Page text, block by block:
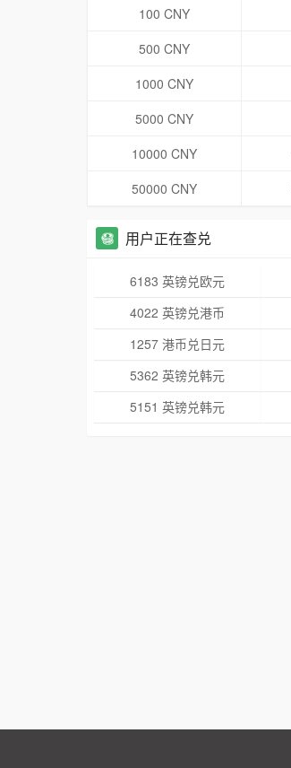
100 CNY
500 CNY
1000 CNY
5000 CNY
10000 CNY
50000 CNY
用户正在查兑
6183 英镑兑欧元
4022 英镑兑港币
1257 港币兑日元
5362 英镑兑韩元
5151 英镑兑韩元